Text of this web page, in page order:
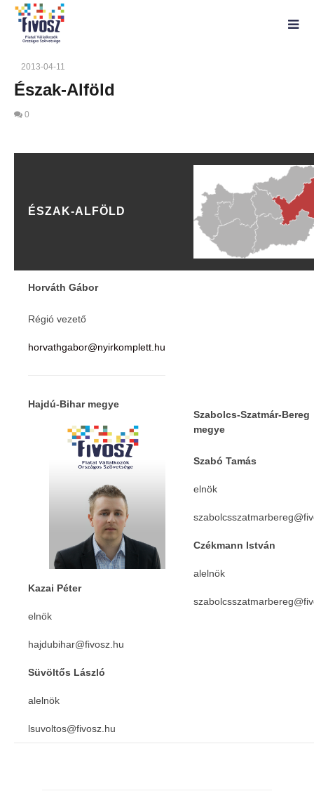
2013-04-11
Észak-Alföld
0
Észak-Alföld
ÉSZAK-ALFÖLD
Horváth Gábor
Régió vezető
horvathgabor@nyirkomplett.hu
Hajdú-Bihar megye
Kazai Péter
elnök
hajdubihar@fivosz.hu
Süvöltős László
alelnök
lsuvoltos@fivosz.hu
Szabolcs-Szatmár-Bereg
megye
Szabó Tamás
elnök
Czékmann István
alelnök